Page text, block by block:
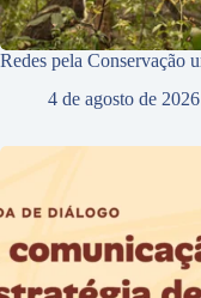
Redes pela Conservação
4 de agosto de 2026